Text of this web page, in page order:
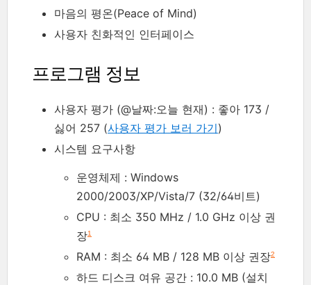
마음의 평온(Peace of Mind)
사용자 친화적인 인터페이스
프로그램 정보
사용자 평가 (@날짜:오늘 현재) : 좋아 173 /
싫어 257 (사용자 평가 보러 가기)
시스템 요구사항
운영체제 : Windows
2000/2003/XP/Vista/7 (32/64비트)
CPU : 최소 350 MHz / 1.0 GHz 이상 권
장1
RAM : 최소 64 MB / 128 MB 이상 권장2
하드 디스크 여유 공간 : 10.0 MB (설치